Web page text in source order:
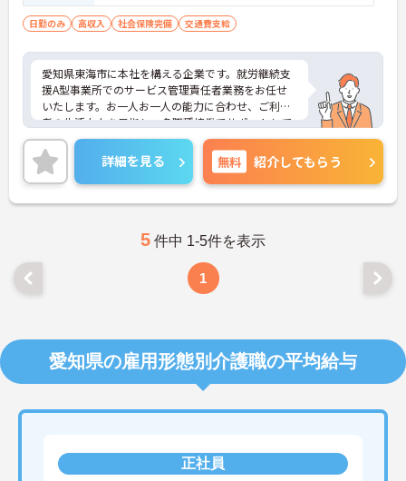
日勤のみ 高収入 社会保険完備 交通費支給
愛知県東海市に本社を構える企業です。就労継続支
援A型事業所でのサービス管理責任者業務をお任せ
いたします。お一人お一人の能力に合わせ、ご利用
者の生活向上を目指し、多職種協働でサポートして
います。ご興味ある方には、面接対策ポイントな
ど、さらに詳細をお話しいたしますのでお気軽にご
相談ください！
詳細を見る 無料 紹介してもらう
5 件中 1-5件を表示
1
愛知県の雇用形態別介護職の平均給与
正社員